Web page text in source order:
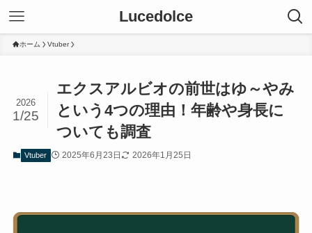
Lucedolce
ホーム Vtuber
エクスアルビオの前世はゆ～やみ
という4つの理由！年齢や身長に
ついても調査
2026
1/25
Vtuber 2025年6月23日 2026年1月25日